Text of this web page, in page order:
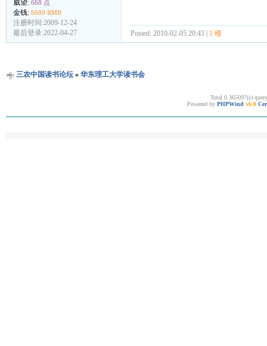
威望: 668 点
金钱: 6680 RMB
注册时间:2009-12-24
最后登录:2022-04-27
Posted: 2010-02-05 20:43 | 1 楼
三农中国读书论坛» 华东理工大学读书会
Total 0.365097(s)
Powered by PHPWind v6.0